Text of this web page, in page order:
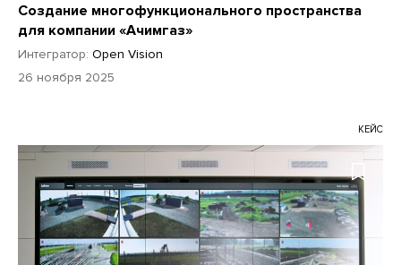
Создание многофункционального пространства
для компании «Ачимгаз»
Интегратор: Open Vision
26 ноября 2025
КЕЙС